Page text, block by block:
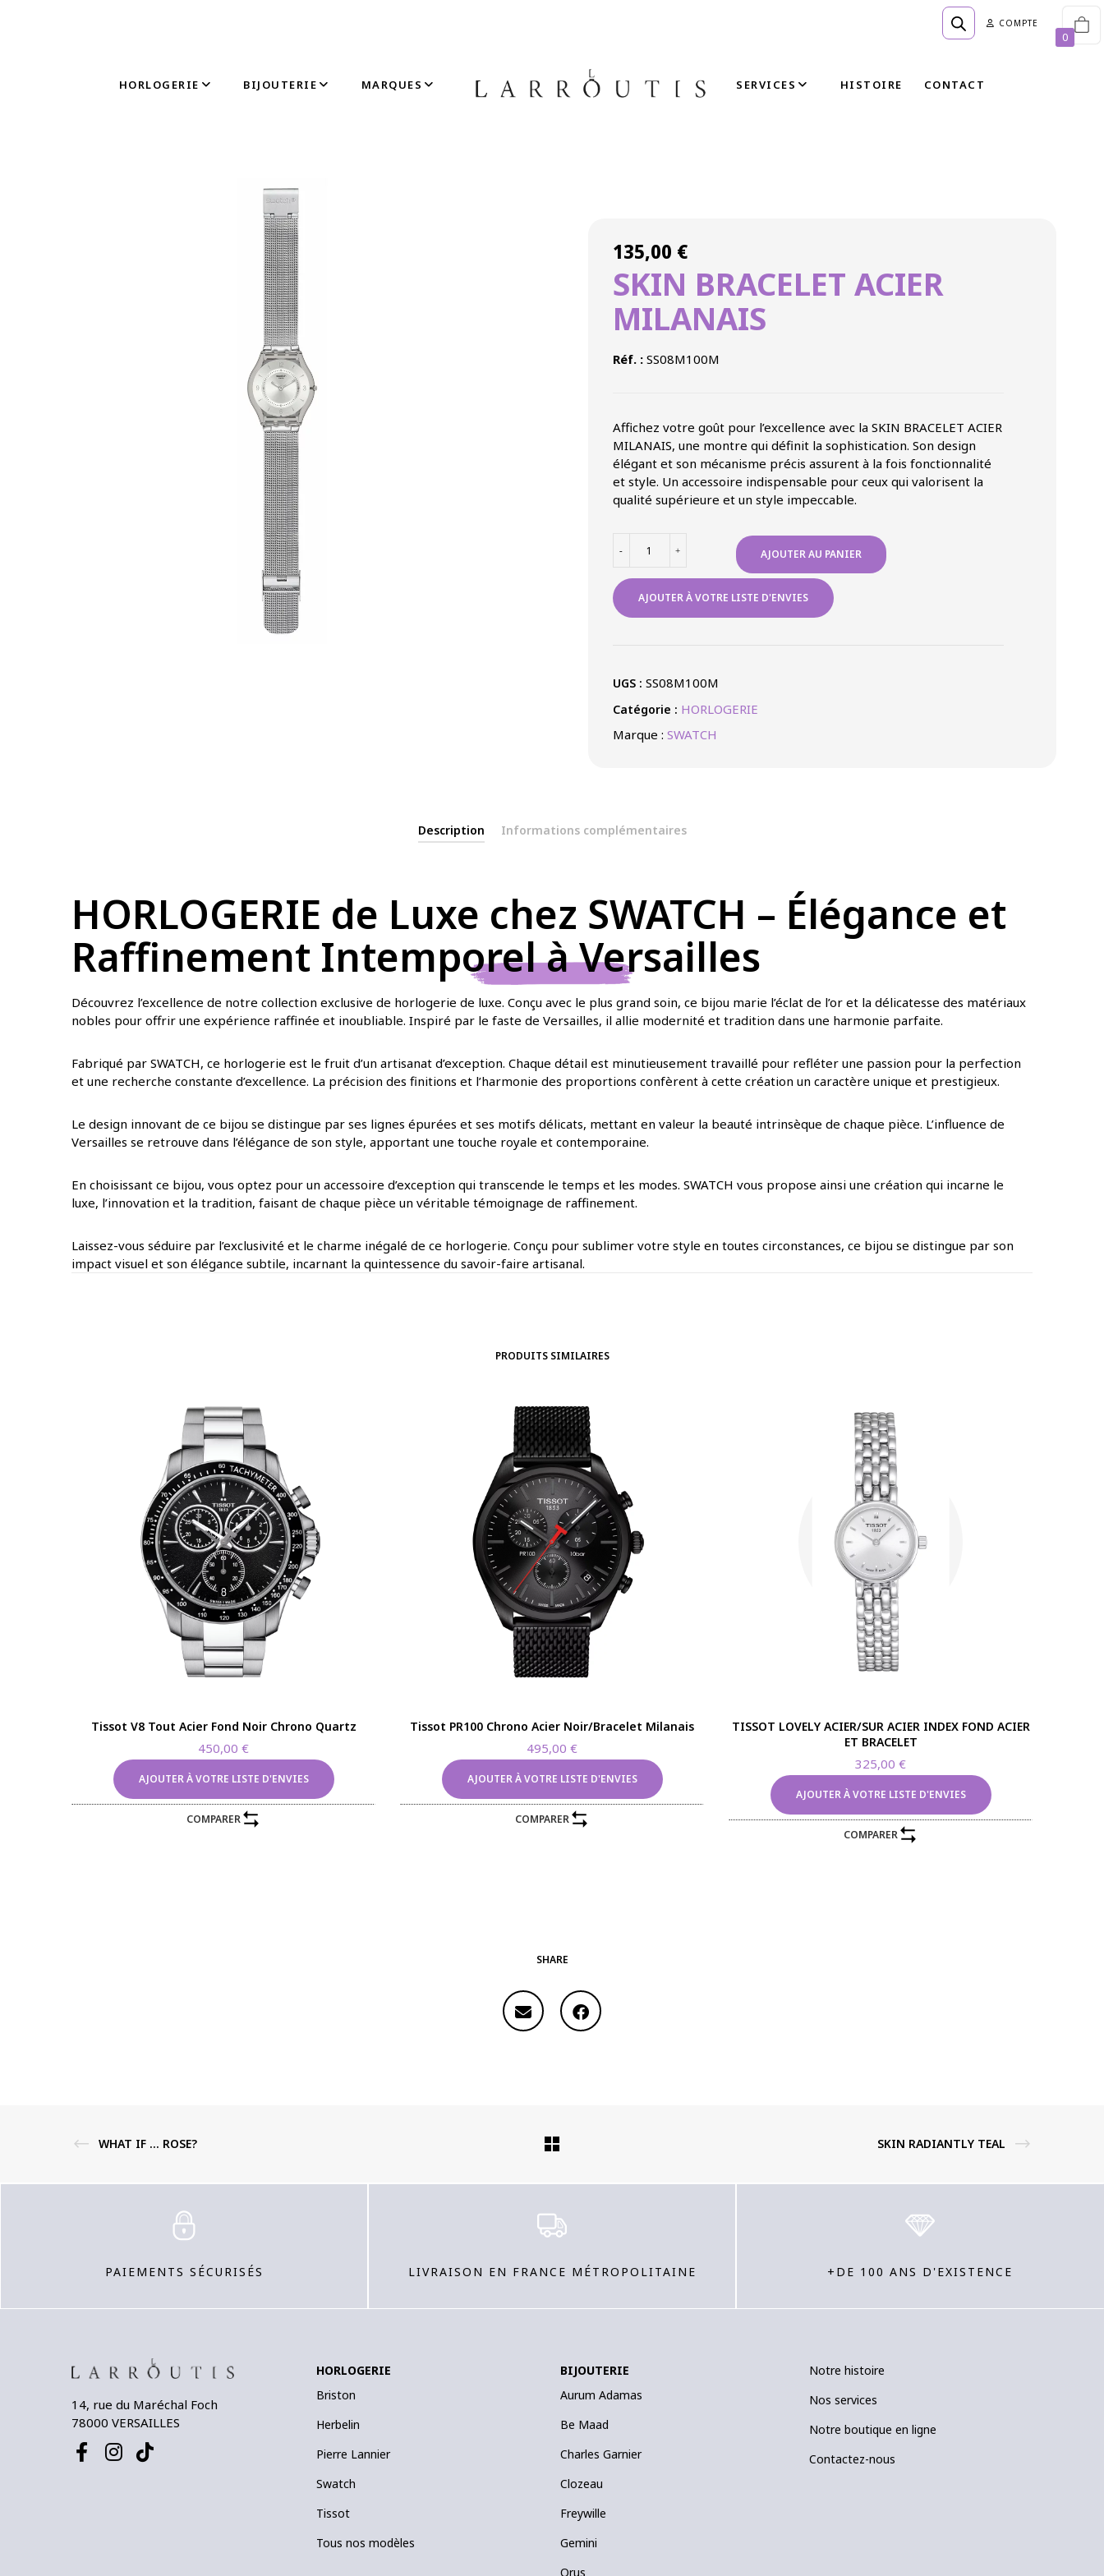
COMPTE
HORLOGERIE BIJOUTERIE MARQUES SERVICES HISTOIRE CONTACT
135,00 €
SKIN BRACELET ACIER
MILANAIS
Réf. :SS08M100M
Affichez votre goût pour l’excellence avec la SKIN BRACELET ACIER
MILANAIS, une montre qui définit la sophistication. Son design
élégant et son mécanisme précis assurent à la fois fonctionnalité
et style. Un accessoire indispensable pour ceux qui valorisent la
qualité supérieure et un style impeccable.
SKIN
BRACELET
ACIER
- + AJOUTER AU PANIER
AJOUTER À VOTRE LISTE D'ENVIES
UGS : SS08M100M
Catégorie : HORLOGERIE
Marque : SWATCH
Accueil» Boutique HORLOGERIE »SKIN BRACELET ACIER MILANAIS
Description Informations complémentaires
HORLOGERIE de Luxe chez SWATCH – Élégance et
Raffinement Intemporel à Versailles
Découvrez l’excellence de notre collection exclusive de horlogerie de luxe. Conçu avec le plus grand soin, ce bijou marie l’éclat de l’or et la délicatesse des matériaux
nobles pour offrir une expérience raffinée et inoubliable. Inspiré par le faste de Versailles, il allie modernité et tradition dans une harmonie parfaite.
Fabriqué par SWATCH, ce horlogerie est le fruit d’un artisanat d’exception. Chaque détail est minutieusement travaillé pour refléter une passion pour la perfection
et une recherche constante d’excellence. La précision des finitions et l’harmonie des proportions confèrent à cette création un caractère unique et prestigieux.
Le design innovant de ce bijou se distingue par ses lignes épurées et ses motifs délicats, mettant en valeur la beauté intrinsèque de chaque pièce. L’influence de
Versailles se retrouve dans l’élégance de son style, apportant une touche royale et contemporaine.
En choisissant ce bijou, vous optez pour un accessoire d’exception qui transcende le temps et les modes. SWATCH vous propose ainsi une création qui incarne le
luxe, l’innovation et la tradition, faisant de chaque pièce un véritable témoignage de raffinement.
Laissez-vous séduire par l’exclusivité et le charme inégalé de ce horlogerie. Conçu pour sublimer votre style en toutes circonstances, ce bijou se distingue par son
impact visuel et son élégance subtile, incarnant la quintessence du savoir-faire artisanal.
PRODUITS SIMILAIRES
Tissot V8 Tout Acier Fond Noir Chrono Quartz
450,00 €
AJOUTER À VOTRE LISTE D'ENVIES
COMPARER
Tissot PR100 Chrono Acier Noir/Bracelet Milanais
495,00 €
AJOUTER À VOTRE LISTE D'ENVIES
COMPARER
TISSOT LOVELY ACIER/SUR ACIER INDEX FOND ACIER
ET BRACELET
325,00 €
AJOUTER À VOTRE LISTE D'ENVIES
COMPARER
SHARE
WHAT IF … ROSE? SKIN RADIANTLY TEAL
PAIEMENTS SÉCURISÉS LIVRAISON EN FRANCE MÉTROPOLITAINE +DE 100 ANS D'EXISTENCE
14, rue du Maréchal Foch
78000 VERSAILLES
HORLOGERIE
Briston
Herbelin
Pierre Lannier
Swatch
Tissot
Tous nos modèles
BIJOUTERIE
Aurum Adamas
Be Maad
Charles Garnier
Clozeau
Freywille
Gemini
Orus
Notre histoire
Nos services
Notre boutique en ligne
Contactez-nous
0